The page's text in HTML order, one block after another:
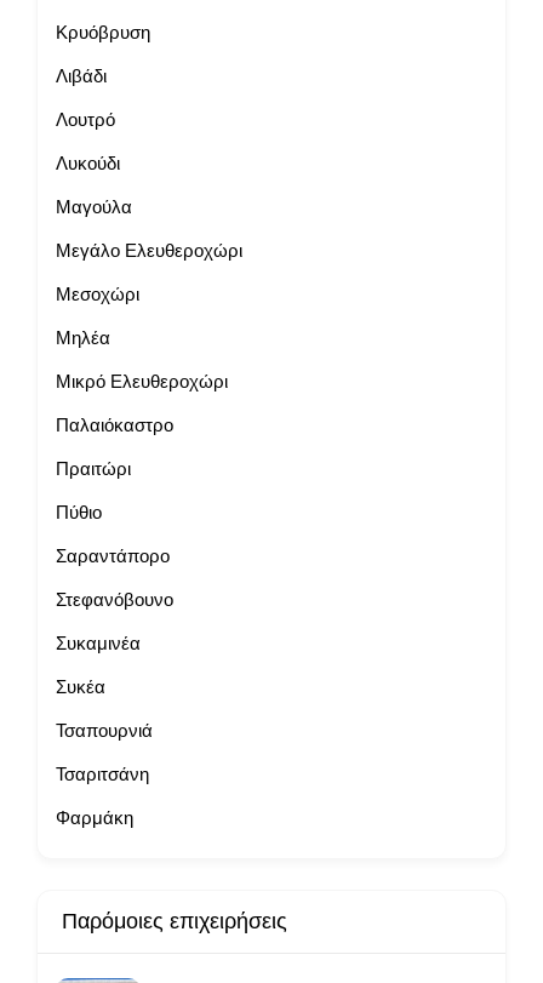
Κρυόβρυση
Λιβάδι
Λουτρό
Λυκούδι
Μαγούλα
Μεγάλο Ελευθεροχώρι
Μεσοχώρι
Μηλέα
Μικρό Ελευθεροχώρι
Παλαιόκαστρο
Πραιτώρι
Πύθιο
Σαραντάπορο
Στεφανόβουνο
Συκαμινέα
Συκέα
Τσαπουρνιά
Τσαριτσάνη
Φαρμάκη
Παρόμοιες επιχειρήσεις